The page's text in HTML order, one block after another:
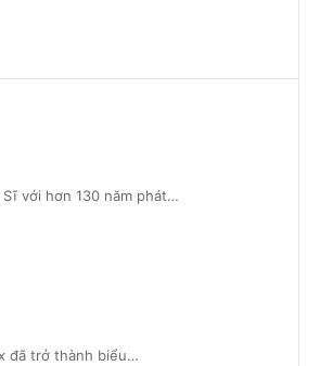
với hơn 130 năm phát…
đã trở thành biểu…